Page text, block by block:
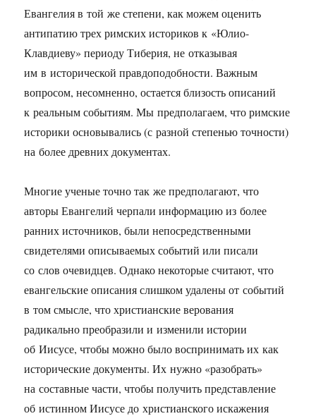
Евангелия в той же степени, как можем оценить
антипатию трех римских историков к «Юлио-
Клавдиеву» периоду Тиберия, не отказывая
им в исторической правдоподобности. Важным
вопросом, несомненно, остается близость описаний
к реальным событиям. Мы предполагаем, что римские
историки основывались (с разной степенью точности)
на более древних документах.
Многие ученые точно так же предполагают, что
авторы Евангелий черпали информацию из более
ранних источников, были непосредственными
свидетелями описываемых событий или писали
со слов очевидцев. Однако некоторые считают, что
евангельские описания слишком удалены от событий
в том смысле, что христианские верования
радикально преобразили и изменили истории
об Иисусе, чтобы можно было воспринимать их как
исторические документы. Их нужно «разобрать»
на составные части, чтобы получить представление
об истинном Иисусе до христианского искажения